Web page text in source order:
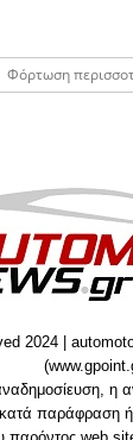
Φόρτωση
2024 |
η
κατά παράφραση